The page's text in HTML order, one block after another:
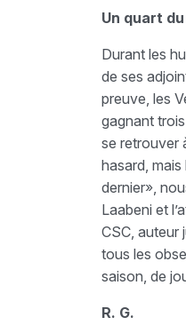
Un quart
Durant les
de ses
preuve, les
gagnant
se retrouver
hasard, mais
dernier»,
Laabeni et
CSC, auteur
tous les
saison, de
R. G.